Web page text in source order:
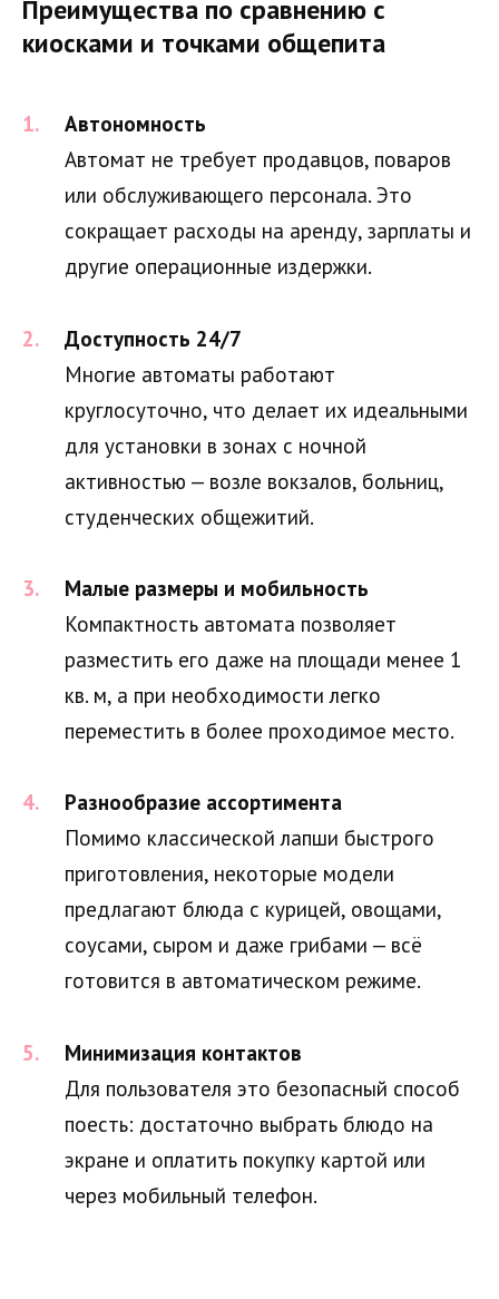
Преимущества по сравнению с
киосками и точками общепита
Автономность
Автомат не требует продавцов, поваров
или обслуживающего персонала. Это
сокращает расходы на аренду, зарплаты и
другие операционные издержки.
Доступность 24/7
Многие автоматы работают
круглосуточно, что делает их идеальными
для установки в зонах с ночной
активностью — возле вокзалов, больниц,
студенческих общежитий.
Малые размеры и мобильность
Компактность автомата позволяет
разместить его даже на площади менее 1
кв. м, а при необходимости легко
переместить в более проходимое место.
Разнообразие ассортимента
Помимо классической лапши быстрого
приготовления, некоторые модели
предлагают блюда с курицей, овощами,
соусами, сыром и даже грибами — всё
готовится в автоматическом режиме.
Минимизация контактов
Для пользователя это безопасный способ
поесть: достаточно выбрать блюдо на
экране и оплатить покупку картой или
через мобильный телефон.